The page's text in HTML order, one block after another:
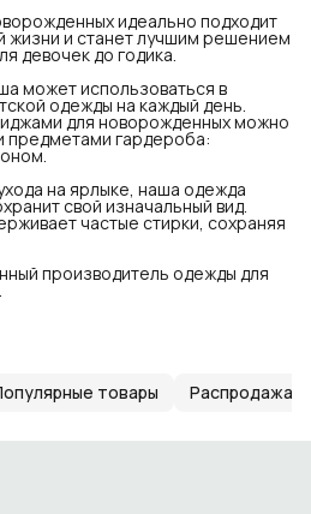
идеально подходит
жизни и станет лучшим решением
девочек до годика.
может использоваться в
одежды на каждый день.
для новорожденных можно
предметами гардероба:
на ярлыке, наша одежда
свой изначальный вид.
частые стирки, сохраняя
производитель одежды для
товары Распродажа